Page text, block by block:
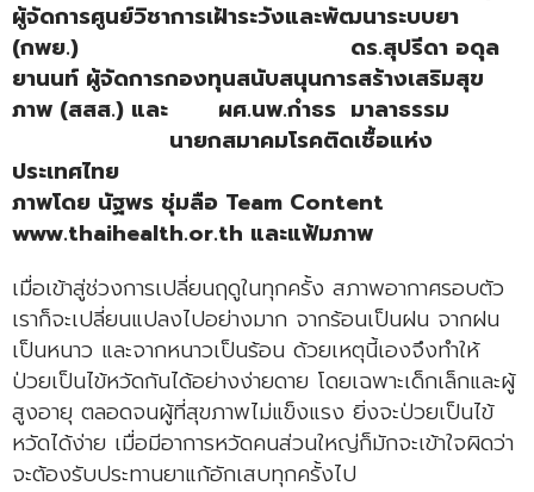
ผู้จัดการศูนย์วิชาการเฝ้าระวังและพัฒนาระบบยา
(กพย.) ดร.สุปรีดา อดุล
ยานนท์ ผู้จัดการกองทุนสนับสนุนการสร้างเสริมสุข
ภาพ (สสส.) และ ผศ.นพ.กำธร มาลาธรรม
นายกสมาคมโรคติดเชื้อแห่ง
ประเทศไทย
ภาพโดย นัฐพร ชุ่มลือ Team Content
www.thaihealth.or.th และแฟ้มภาพ
เมื่อเข้าสู่ช่วงการเปลี่ยนฤดูในทุกครั้ง สภาพอากาศรอบตัว
เราก็จะเปลี่ยนแปลงไปอย่างมาก จากร้อนเป็นฝน จากฝน
เป็นหนาว และจากหนาวเป็นร้อน ด้วยเหตุนี้เองจึงทำให้
ป่วยเป็นไข้หวัดกันได้อย่างง่ายดาย โดยเฉพาะเด็กเล็กและผู้
สูงอายุ ตลอดจนผู้ที่สุขภาพไม่แข็งแรง ยิ่งจะป่วยเป็นไข้
หวัดได้ง่าย เมื่อมีอาการหวัดคนส่วนใหญ่ก็มักจะเข้าใจผิดว่า
จะต้องรับประทานยาแก้อักเสบทุกครั้งไป